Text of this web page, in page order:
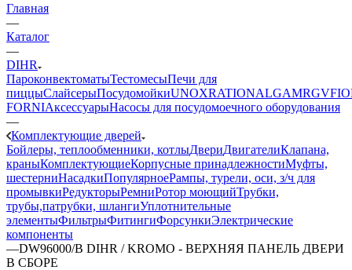
Главная
—
Каталог
—
DIHR
ПароконвектоматыТестомесыПечи для
пиццыСлайсерыПосудомойкиUNOXRATIONALGAMRGV
FORNIАксессуарыНасосы для посудомоечного оборудования
—
Комплектующие дверей
Бойлеры, теплообменники, котлыДвериДвигателиКлапана,
краныКомплектующиеКорпусные принадлежностиМуфты,
шестерниНасадкиПопулярноеРампы, турели, оси, з/ч для
промывкиРедукторыРемниРотор моющийТрубки,
трубы,патрубки, шлангиУплотнительные
элементыФильтрыФитингиФорсункиЭлектрические
компоненты
—DW96000/B DIHR / KROMO - ВЕРХНЯЯ ПАНЕЛЬ ДВЕРИ
В СБОРЕ